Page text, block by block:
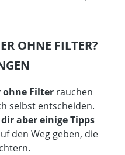
OHNE FILTER?
Filter rauchen
selbst entscheiden.
aber einige Tipps
den Weg geben, die